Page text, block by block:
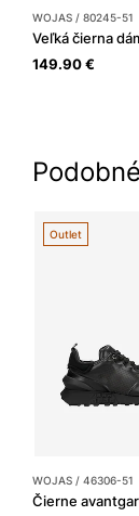
WOJAS / 80245-51
149.90 €
Outlet
WOJAS / 46306-51